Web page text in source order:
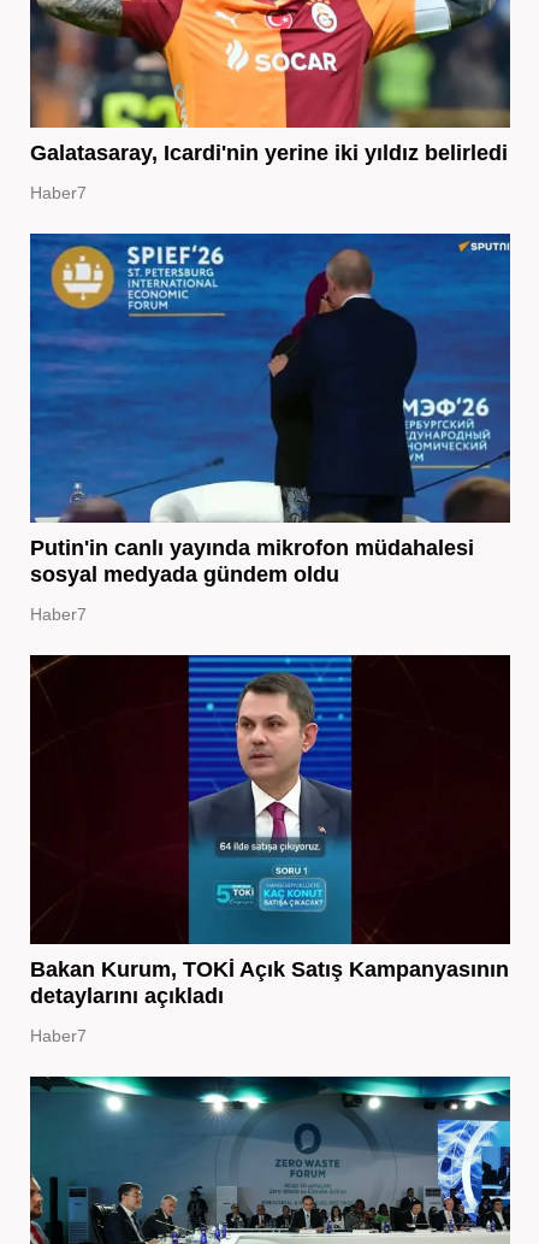
Galatasaray, Icardi'nin yerine iki yıldız belirledi
Haber7
Putin'in canlı yayında mikrofon müdahalesi
sosyal medyada gündem oldu
Haber7
Bakan Kurum, TOKİ Açık Satış Kampanyasının
detaylarını açıkladı
Haber7